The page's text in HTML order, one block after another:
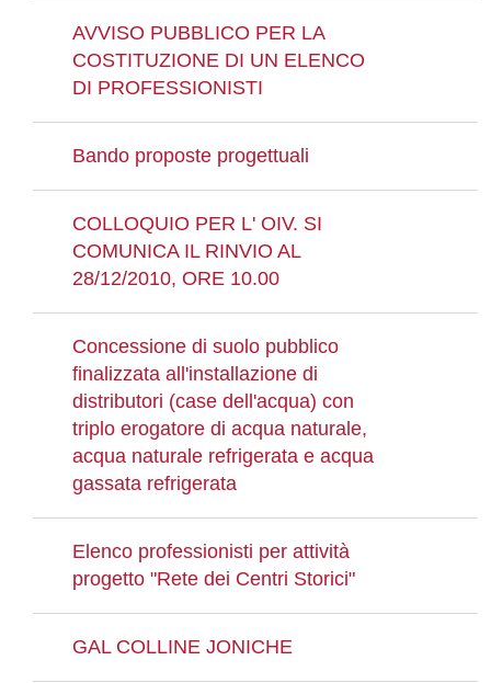
AVVISO PUBBLICO PER LA
COSTITUZIONE DI UN ELENCO
DI PROFESSIONISTI
Bando proposte progettuali
COLLOQUIO PER L' OIV. SI
COMUNICA IL RINVIO AL
28/12/2010, ORE 10.00
Concessione di suolo pubblico
finalizzata all'installazione di
distributori (case dell'acqua) con
triplo erogatore di acqua naturale,
acqua naturale refrigerata e acqua
gassata refrigerata
Elenco professionisti per attività
progetto "Rete dei Centri Storici"
GAL COLLINE JONICHE